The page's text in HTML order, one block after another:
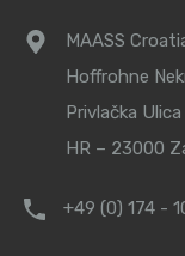
MAASS
Hoffrohne
Privlačka Ulica
HR – 23000
+49 (0) 174 -